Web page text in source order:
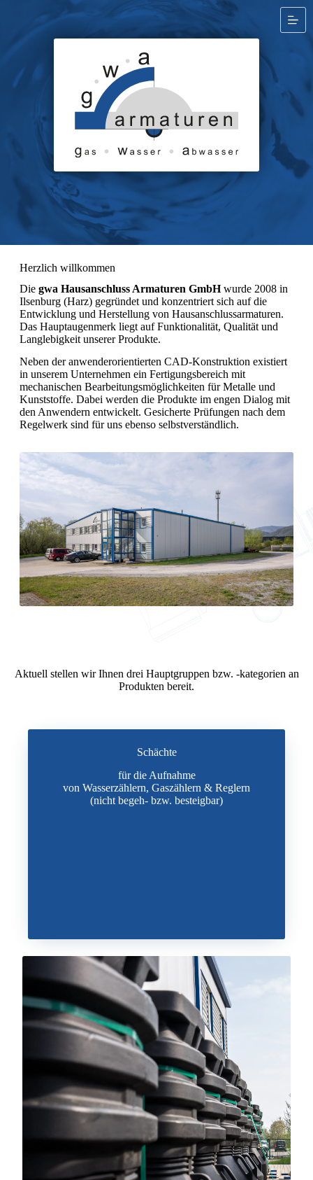
Herzlich willkommen
Die gwa Hausanschluss Armaturen GmbHwurde 2008 in
Ilsenburg (Harz) gegründet und konzentriert sich auf die
Entwicklung und Herstellung von Hausanschlussarmaturen.
Das Hauptaugenmerk liegt auf Funktionalität, Qualität und
Langlebigkeit unserer Produkte.
Neben der anwenderorientierten CAD-Konstruktion existiert
in unserem Unternehmen ein Fertigungsbereich mit
mechanischen Bearbeitungsmöglichkeiten für Metalle und
Kunststoffe. Dabei werden die Produkte im engen Dialog mit
den Anwendern entwickelt. Gesicherte Prüfungen nach dem
Regelwerk sind für uns ebenso selbstverständlich.
Aktuell stellen wir Ihnen drei Hauptgruppen bzw. -kategorien an
Produkten bereit.
Schächte
für die Aufnahme
von Wasserzählern, Gaszählern & Reglern
(nicht begeh- bzw. besteigbar)